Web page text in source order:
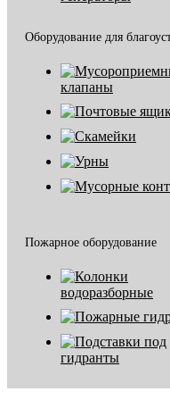
Оборудование для
Пожарное оборудование